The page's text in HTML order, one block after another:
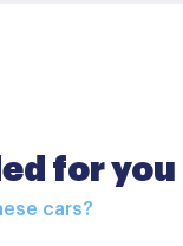
inklapbaarfor you
cars?